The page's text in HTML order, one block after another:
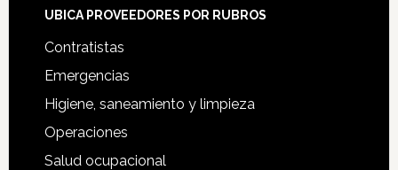
UBICA PROVEEDORES POR RUBROS
Contratistas
Emergencias
Higiene, saneamiento y limpieza
Operaciones
Salud ocupacional